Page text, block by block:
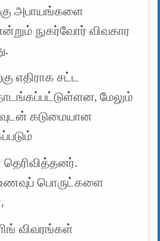
அபாயங்களை
நுகர்வோர் விவகார
எதிராக சட்ட
மேலும்
கடுமையான
பொருட்களை
விவரங்கள்